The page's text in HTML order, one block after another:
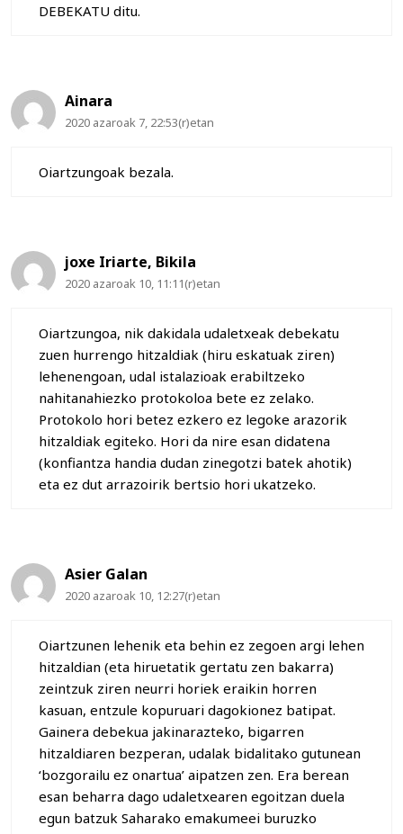
DEBEKATU ditu.
Ainara
2020 azaroak 7, 22:53(r)etan
Oiartzungoak bezala.
joxe Iriarte, Bikila
2020 azaroak 10, 11:11(r)etan
Oiartzungoa, nik dakidala udaletxeak debekatu
zuen hurrengo hitzaldiak (hiru eskatuak ziren)
lehenengoan, udal istalazioak erabiltzeko
nahitanahiezko protokoloa bete ez zelako.
Protokolo hori betez ezkero ez legoke arazorik
hitzaldiak egiteko. Hori da nire esan didatena
(konfiantza handia dudan zinegotzi batek ahotik)
eta ez dut arrazoirik bertsio hori ukatzeko.
Asier Galan
2020 azaroak 10, 12:27(r)etan
Oiartzunen lehenik eta behin ez zegoen argi lehen
hitzaldian (eta hiruetatik gertatu zen bakarra)
zeintzuk ziren neurri horiek eraikin horren
kasuan, entzule kopuruari dagokionez batipat.
Gainera debekua jakinarazteko, bigarren
hitzaldiaren bezperan, udalak bidalitako gutunean
‘bozgorailu ez onartua’ aipatzen zen. Era berean
esan beharra dago udaletxearen egoitzan duela
egun batzuk Saharako emakumeei buruzko